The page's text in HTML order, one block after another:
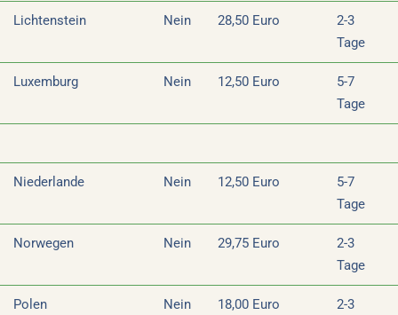
Lichtenstein Nein 28,50 Euro
2-3
Tage
Luxemburg Nein 12,50 Euro
5-7
Tage
Niederlande Nein 12,50 Euro
5-7
Tage
Norwegen Nein 29,75 Euro
2-3
Tage
Polen Nein 18,00 Euro
2-3